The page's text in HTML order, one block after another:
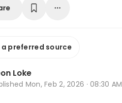
a preferred source
Loke
Mon, Feb 2, 2026 · 08:30 AM